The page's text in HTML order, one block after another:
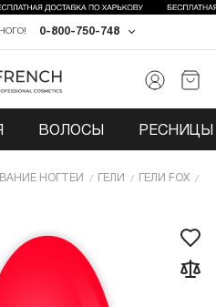
0-800-750-748
ВОЛОСЫ РЕСНИЦЫ
НОГТЕЙ ГЕЛИ ГЕЛИ FOX